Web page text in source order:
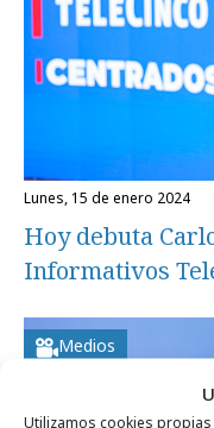
Utilizamos cookies
lunes, 15 de enero 2024
Hoy debuta
Informativos
Medios